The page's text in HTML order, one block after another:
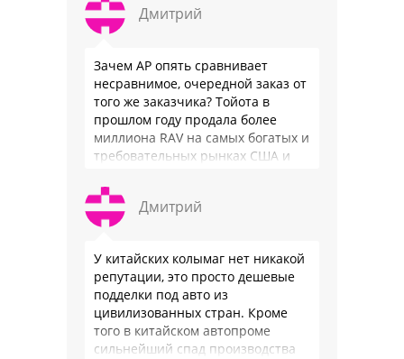
Дмитрий
Зачем АР опять сравнивает
несравнимое, очередной заказ от
того же заказчика? Тойота в
прошлом году продала более
миллиона RAV на самых богатых и
требовательных рынках США и
подтвердив статус …
Дмитрий
У китайских колымаг нет никакой
репутации, это просто дешевые
подделки под авто из
цивилизованных стран. Кроме
того в китайском автопроме
сильнейший спад производства